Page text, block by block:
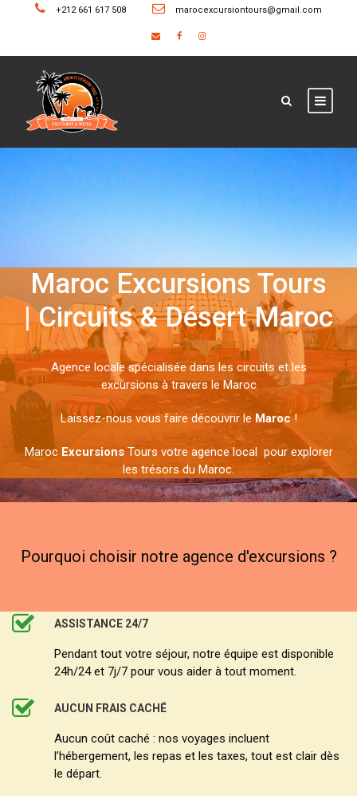
+212 661 617 508 marocexcursiontours@gmail.com
Maroc Excursions Tours
| Circuits & Désert Maroc
Agence locale spécialisée dans les circuits et les
excursions à travers le Maroc
Laissez-nous vous faire découvrir le Maroc!
Maroc ExcursionsTours votre agence local pour explorer
les trésors du Maroc.
Pourquoi choisir notre agence d'excursions ?
ASSISTANCE 24/7
Pendant tout votre séjour, notre équipe est disponible
24h/24 et 7j/7 pour vous aider à tout moment.
AUCUN FRAIS CACHÉ
Aucun coût caché : nos voyages incluent
l’hébergement, les repas et les taxes, tout est clair dès
le départ.